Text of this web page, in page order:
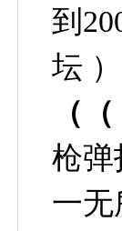
到
坛
（
枪弹
一无